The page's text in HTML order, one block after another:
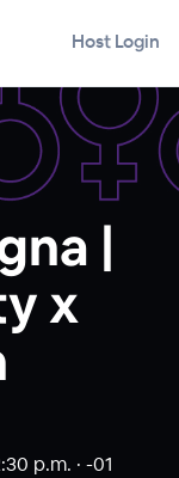
Host Login
|
x
p.m. · -01